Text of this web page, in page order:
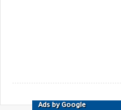
Ads by Google